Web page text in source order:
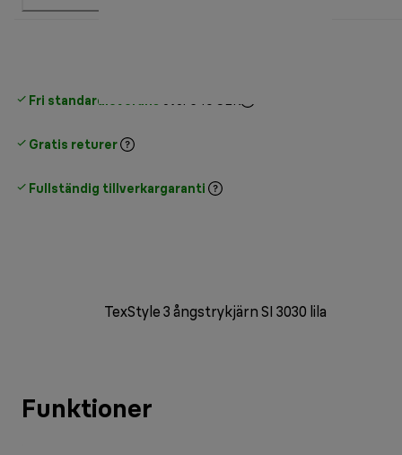
Fri standardleverans över 540 SEK
Gratis returer
Fullständig tillverkargaranti
TexStyle 3 ångstrykjärn SI 3030 lila
Funktioner